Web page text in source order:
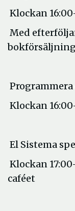
Klockan
Med
bokförsäljning
Klockan
El Sistema
Klockan
caféet